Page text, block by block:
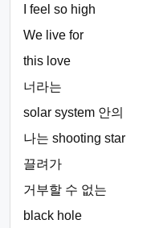
I feel so high
We live for
this love
너라는
solar system 안의
나는 shooting star
끌려가
거부할 수 없는
black hole